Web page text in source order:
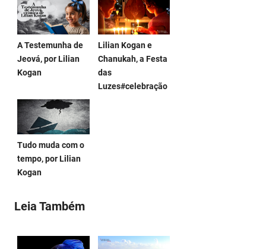
A Testemunha de
Jeová, por Lilian
Kogan
Lilian Kogan e
Chanukah, a Festa
das
Luzes#celebração
Tudo muda com o
tempo, por Lilian
Kogan
Leia Também